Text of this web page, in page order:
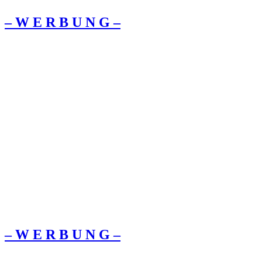
– W Ε R Β U Ν G –
– W Ε R Β U Ν G –